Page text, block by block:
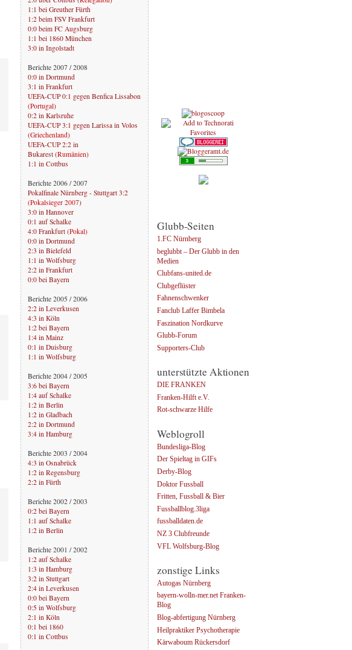
1:1 bei Greuther Fürth
1:2 beim FSV Frankfurt
0:0 beim FC Augsburg
1:1 bei 1860 München
3:0 in Ingolstadt
Berichte 2007 / 2008
0:0 in Dortmund
3:1 in Frankfurt
UEFA-CUP 0:1 gegen Benfica Lissabon
(Portugal)
0:2 in Karlsruhe
UEFA-CUP 3:1 gegen Larissa in Volos
(Griechenland)
UEFA-CUP 2:2 in
Bukarest (Rumänien)
1:1 in Cottbus
Berichte 2006 / 2007
Pokalfinale Nürnberg - Stuttgart 3:2
(Pokalsieger 2007)
3:0 in Hannover
0:1 auf Schalke
4:0 Frankfurt (Pokal)
0:0 in Dortmund
2:3 in Bielefeld
1:1 in Wolfsburg
2:2 in Frankfurt
0:0 bei Bayern
Berichte 2005 / 2006
2:2 in Leverkusen
4:3 in Köln
1:2 bei Bayern
1:4 in Mainz
0:1 in Duisburg
1:1 in Wolfsburg
Berichte 2004 / 2005
3:6 bei Bayern
1:4 auf Schalke
1:2 in Berlin
1:2 in Gladbach
2:2 in Dortmund
3:4 in Hamburg
Berichte 2003 / 2004
4:3 in Osnabrück
1:2 in Regensburg
2:2 in Fürth
Berichte 2002 / 2003
0:2 bei Bayern
1:1 auf Schalke
1:2 in Berlin
Berichte 2001 / 2002
1:2 auf Schalke
1:3 in Hamburg
3:2 in Stuttgart
2:4 in Leverkusen
0:0 bei Bayern
0:5 in Wolfsburg
2:1 in Köln
0:1 bei 1860
0:1 in Cottbus
Glubb-Seiten
1.FC Nürnberg
beglubbt – Der Glubb in den
Medien
Clubfans-united.de
Clubgeflüster
Fahnenschwenker
Fanclub Laffer Bimbela
Faszination Nordkurve
Glubb-Forum
Supporters-Club
unterstützte Aktionen
DIE FRANKEN
Franken-Hilft e.V.
Rot-schwarze Hilfe
Weblogroll
Bundesliga-Blog
Der Spieltag in GIFs
Derby-Blog
Doktor Fussball
Fritten, Fussball & Bier
Fussballblog.3liga
fussballdaten.de
NZ 3 Clubfreunde
VFL Wolfsburg-Blog
zonstige Links
Autogas Nürnberg
bayern-wolln-mer.net Franken-
Blog
Blog-abfertigung Nürnberg
Heilpraktiker Psychotherapie
Kärwaboum Rückersdorf